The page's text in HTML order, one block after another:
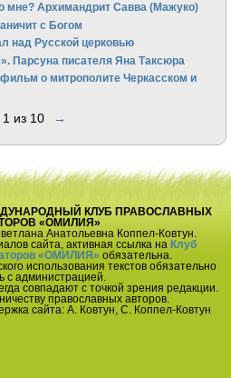
мне? Архимандрит Савва (Мажуко)
с Богом
над Русской церковью
Парсуна писателя Яна Таксюра
о митрополите Черкасском и
1 из 10 →
КЛУБ ПРАВОСЛАВНЫХ
«ОМИЛИЯ»
Анатольевна Коппел-Ковтун.
сайта, активная ссылка на Клуб
«ОМИЛИЯ» обязательна.
использования текстов обязательно
с администрацией.
совпадают с точкой зрения редакции.
православных авторов.
сайта: А. Ковтун, С. Коппел-Ковтун